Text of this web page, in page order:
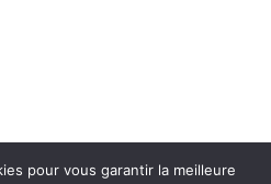
pour vous garantir la meilleure